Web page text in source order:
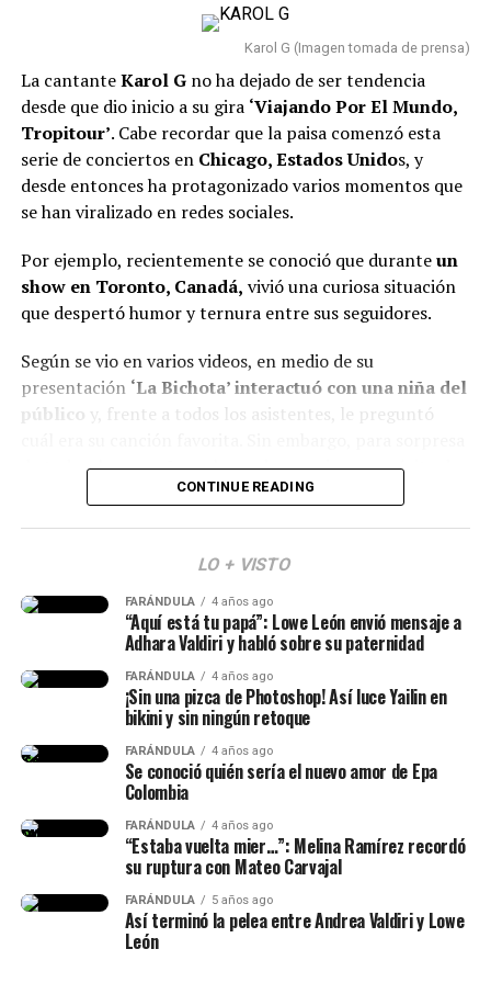
A continuación, presentamos el top 10 de las
canciones más escuchadasen el país y que
actualmente ocupan las primeras posiciones en dicho
listado:
GAMINAE — Kris R., Los Money Makers
Dichavate — Ya Ice Dilan, Rey Tony, Helabusador,
TUKI TUKIE — Kris R., GeezyDee, Flame
火炎
SUPERSTARE — Blessd, Los Money Makers
Todo Lo Fue — Lenin Ramírez
Pico Y Chao (W Sound 08) — W Sound, Kris R., Ovy
On The Drums
MERO TOTEE — Blessd, De La Rose, Los Money
4 Life — Kris R.
Karol G (Imagen tomada de prensa)
La cantanteKarol Gno ha dejado de ser tendencia
desde que dio inicio a su gira ‘Viajando Por El Mundo,
Tropitour’. Cabe recordar que la paisa comenzó esta
serie de conciertos enChicago, Estados Unidos, y
desde entonces ha protagonizado varios momentos que
se han viralizado en redes sociales.
Por ejemplo, recientemente se conoció que duranteun
show en Toronto, Canadá, vivió una curiosa situación
que despertó humor y ternura entre sus seguidores.
Según se vio en varios videos, en medio de su
presentación ‘La Bichota’ interactuó con una niña del
público y, frente a todos los asistentes, le preguntó
de todos, la pequeña en lugar de mencionar un éxito de
respondió que era ‘Dai Dai’, de Shakira.
Por otra parte, otro momento que dio de qué hablar de
CONTINUE READING
LO + VISTO
FARÁNDULA 4 años ago
“Aquí está tu papá”: Lowe León envió mensaje a
Adhara Valdiri y habló sobre su paternidad
FARÁNDULA 4 años ago
¡Sin una pizca de Photoshop! Así luce Yailin en
bikini y sin ningún retoque
FARÁNDULA 4 años ago
Se conoció quién sería el nuevo amor de Epa
Colombia
FARÁNDULA 4 años ago
“Estaba vuelta mier…”: Melina Ramírez recordó
su ruptura con Mateo Carvajal
FARÁNDULA 5 años ago
Así terminó la pelea entre Andrea Valdiri y Lowe
León